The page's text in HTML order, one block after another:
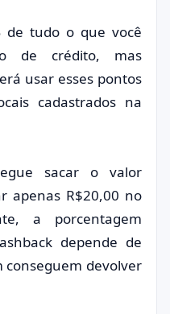
de tudo o que você
de crédito, mas
usar esses pontos
cadastrados na
sacar o valor
apenas R$20,00 no
a porcentagem
depende de
conseguem devolver